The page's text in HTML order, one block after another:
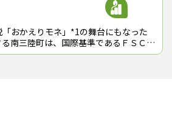
おかえりモネ」*1の舞台にもなった
南三陸町は、国際基準であるＦＳＣ認
で知られる。同市に拠点を構える